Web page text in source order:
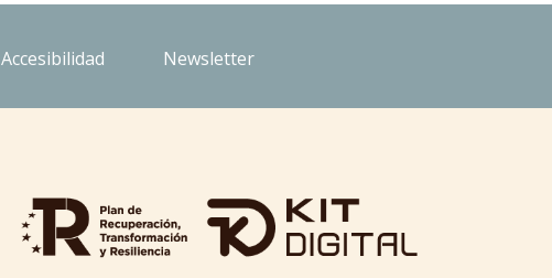
Accesibilidad Newsletter